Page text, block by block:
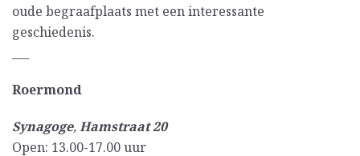
oude begraafplaats met een interessante
geschiedenis.
Roermond
Synagoge,Hamstraat 20
Open: 13.00-17.00 uur